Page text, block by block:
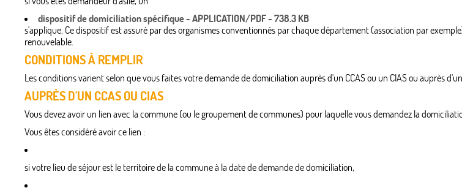
dispositif de domiciliation spécifique - APPLICATION/PDF - 738.3 KB
s'applique. Ce dispositif est assuré par des organismes conventionnés par chaque département (association par
renouvelable.
CONDITIONS À REMPLIR
Les conditions varient selon que vous faites votre demande de domiciliation auprès d'un CCAS ou un CIAS ou auprès
AUPRÈS D'UN CCAS OU CIAS
Vous devez avoir un lien avec la commune (ou le groupement de communes) pour laquelle vous demandez la
Vous êtes considéré avoir ce lien :
si votre lieu de séjour est le territoire de la commune à la date de demande de domiciliation,